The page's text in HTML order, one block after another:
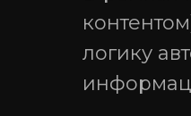
логику